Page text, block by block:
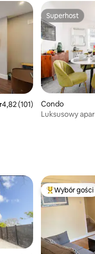
ocena: 4,82 na 5,
4,82 (101)
Superhost
Superhost
Condo
Luksusowy
Wybór gości